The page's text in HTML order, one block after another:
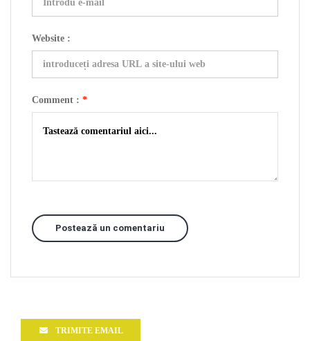
Website :
Comment : *
Postează un comentariu
TRIMITE EMAIL